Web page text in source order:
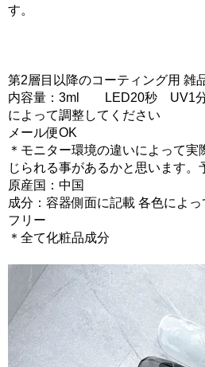
す。
第2層目以降のコーティング用 雑
内容量：3ml LED20秒 UV1分
によって調整してください
メール便OK
＊モニター環境の違いによって
じられる事があるかと思います。
原産国：中国
成分：容器側面に記載 各色によ
フリー
＊全て化粧品成分